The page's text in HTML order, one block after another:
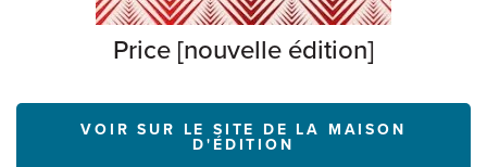
Price [nouvelle édition]
VOIR SUR LE SITE DE LA MAISON
D'ÉDITION